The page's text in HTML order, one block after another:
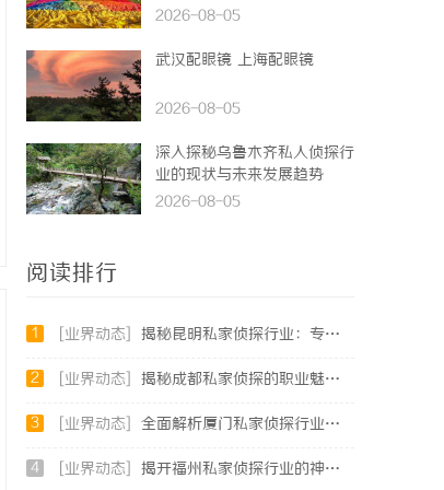
2026-08-05
武汉配眼镜 上海配眼镜
2026-08-05
深入探秘乌鲁木齐私人侦探行
业的现状与未来发展趋势
2026-08-05
阅读排行
1 [业界动态] 揭秘昆明私家侦探行业：专业服务与实际案例分析
2 [业界动态] 揭秘成都私家侦探的职业魅力与现实挑战
3 [业界动态] 全面解析厦门私家侦探行业的现状与发展趋势
4 [业界动态] 揭开福州私家侦探行业的神秘面纱：服务、优势与法律解析